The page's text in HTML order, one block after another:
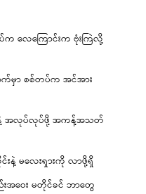
ပ်က လေကြောင်းက ဗုံးကြဲလို့
က်မှာ စစ်တပ်က အင်အား
းနဲ့ အလုပ်လုပ်ဖို့ အကန့်အသတ်
င်းနဲ့ မလေးရှားကို လာဖို့ရှိ
အဝေး မတိုင်ခင် ဘာတွေ